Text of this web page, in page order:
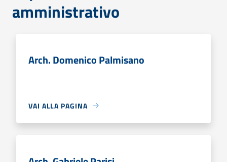
amministrativo
Arch. Domenico Palmisano
VAI ALLA PAGINA